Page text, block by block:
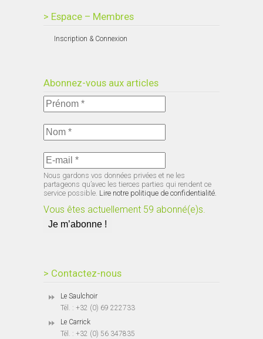
> Espace – Membres
Inscription & Connexion
Abonnez-vous aux articles
Nous gardons vos données privées et ne les
partageons qu’avec les tierces parties qui rendent ce
service possible. Lire notre politique de confidentialité.
Vous êtes actuellement 59 abonné(e)s.
> Contactez-nous
Le Saulchoir
Tél. : +32 (0) 69 222733
Le Carrick
Tél. : +32 (0) 56 347835